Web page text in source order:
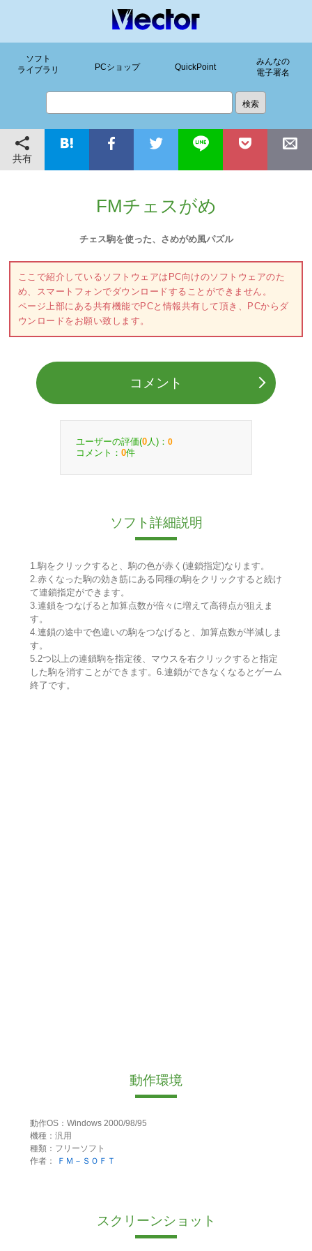
ソフト
ライブラリ
PCショップ QuickPoint
みんなの
電子署名
共有
FMチェスがめ
チェス駒を使った、さめがめ風パズル
ここで紹介しているソフトウェアはPC向けのソフトウェアのた
め、スマートフォンでダウンロードすることができません。
ページ上部にある共有機能でPCと情報共有して頂き、PCからダ
ウンロードをお願い致します。
コメント
ユーザーの評価(0 人)： 0
コメント： 0件
ソフト詳細説明
1.駒をクリックすると、駒の色が赤く(連鎖指定)なります。
2.赤くなった駒の効き筋にある同種の駒をクリックすると続け
て連鎖指定ができます。
3.連鎖をつなげると加算点数が倍々に増えて高得点が狙えま
す。
4.連鎖の途中で色違いの駒をつなげると、加算点数が半減しま
す。
5.2つ以上の連鎖駒を指定後、マウスを右クリックすると指定
した駒を消すことができます。6.連鎖ができなくなるとゲーム
終了です。
動作環境
動作OS：Windows 2000/98/95
機種：汎用
種類：フリーソフト
作者：
ＦＭ－ＳＯＦＴ
スクリーンショット